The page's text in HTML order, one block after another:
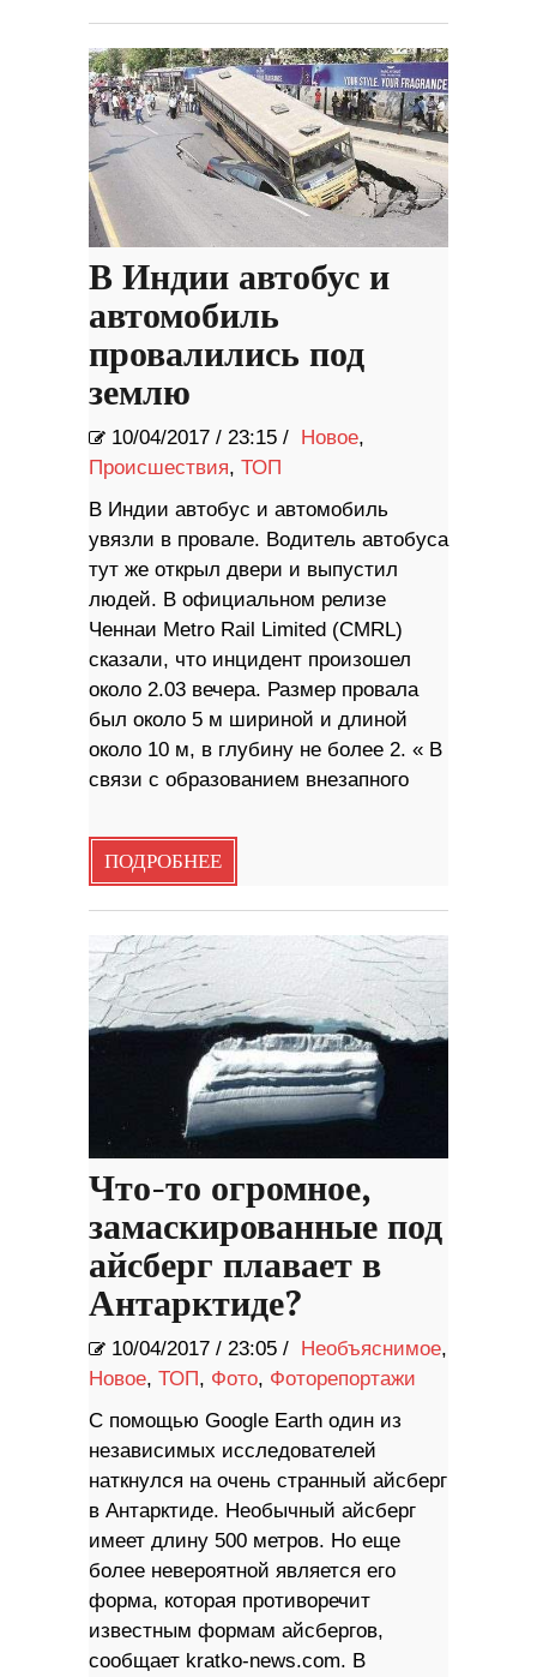
В Индии автобус и
автомобиль
провалились под
землю
10/04/2017 / 23:15 / Новое,
Происшествия, ТОП
В Индии автобус и автомобиль
увязли в провале. Водитель автобуса
тут же открыл двери и выпустил
людей. В официальном релизе
Ченнаи Metro Rail Limited (CMRL)
сказали, что инцидент произошел
около 2.03 вечера. Размер провала
был около 5 м шириной и длиной
около 10 м, в глубину не более 2. « В
связи с образованием внезапного
ПОДРОБНЕЕ
Что-то огромное,
замаскированные под
айсберг плавает в
Антарктиде?
10/04/2017 / 23:05 / Необъяснимое,
Новое, ТОП, Фото, Фоторепортажи
С помощью Google Earth один из
независимых исследователей
наткнулся на очень странный айсберг
в Антарктиде. Необычный айсберг
имеет длину 500 метров. Но еще
более невероятной является его
форма, которая противоречит
известным формам айсбергов,
сообщает kratko-news.com. В